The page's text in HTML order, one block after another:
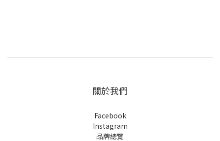
關於我們
Facebook
Instagram
品牌總覽